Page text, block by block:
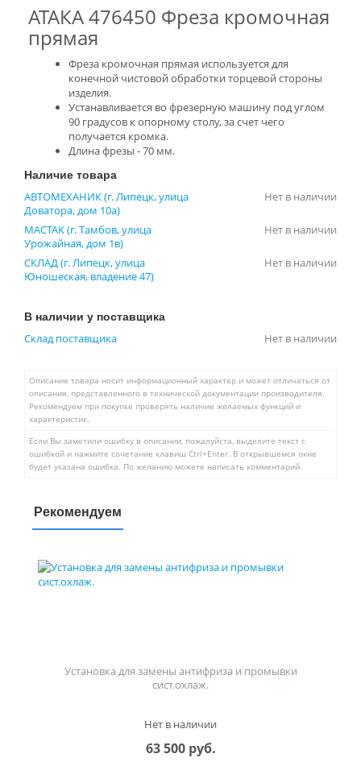
АТАКА 476450 Фреза кромочная
прямая
Фреза кромочная прямая используется для
конечной чистовой обработки торцевой стороны
изделия.
Устанавливается во фрезерную машину под углом
90 градусов к опорному столу, за счет чего
получается кромка.
Длина фрезы - 70 мм.
Наличие товара
АВТОМЕХАНИК (г. Липецк, улица
Доватора, дом 10а)
Нет в наличии
МАСТАК (г. Тамбов, улица
Урожайная, дом 1в)
Нет в наличии
СКЛАД (г. Липецк, улица
Юношеская, владение 47)
Нет в наличии
В наличии у поставщика
Склад поставщика Нет в наличии
Описание товара носит информационный характер и может отличаться от
описания, представленного в технической документации производителя.
Рекомендуем при покупке проверять наличие желаемых функций и
характеристик.
Если Вы заметили ошибку в описании, пожалуйста, выделите текст с
ошибкой и нажмите сочетание клавиш Ctrl+Enter. В открывшемся окне
будет указана ошибка. По желанию можете написать комментарий.
Рекомендуем
Установка для замены антифриза и промывки
сист.охлаж.
Нет в наличии
63 500 руб.